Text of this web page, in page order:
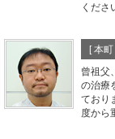
くださ
[ 本
曾祖父
の治療
ており
度から